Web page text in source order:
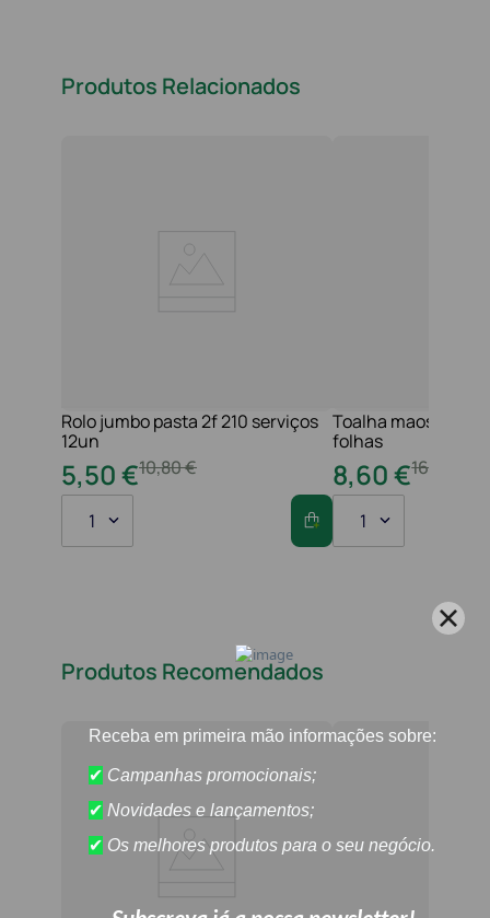
Produtos Relacionados
Rolo jumbo pasta 2f 210 serviços
12un
10,80€
5,50€
1
Toalha maos 2f
folhas
16
8,60€
1
Produtos Recomendados